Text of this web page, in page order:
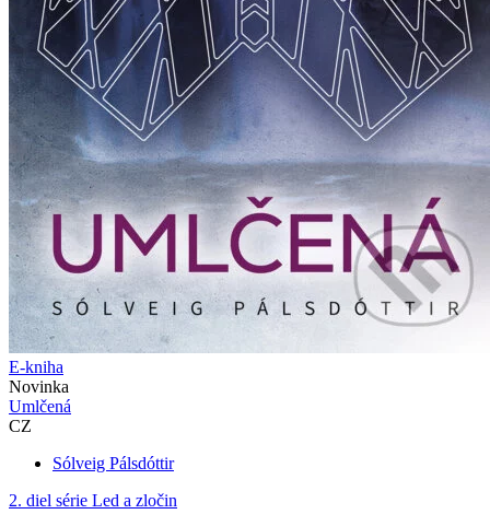
E-kniha
Novinka
Umlčená
CZ
Sólveig Pálsdóttir
2. diel série Led a zločin